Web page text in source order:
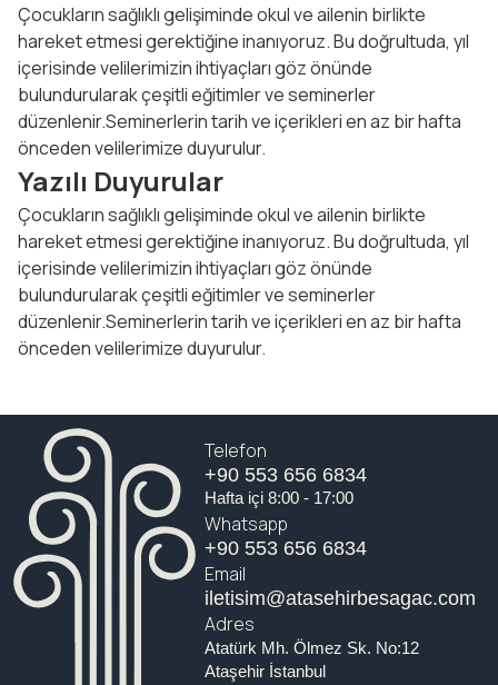
Çocukların sağlıklı gelişiminde okul ve ailenin birlikte
hareket etmesi gerektiğine inanıyoruz. Bu doğrultuda, yıl
içerisinde velilerimizin ihtiyaçları göz önünde
bulundurularak çeşitli eğitimler ve seminerler
düzenlenir.Seminerlerin tarih ve içerikleri en az bir hafta
önceden velilerimize duyurulur.
Yazılı Duyurular
Çocukların sağlıklı gelişiminde okul ve ailenin birlikte
hareket etmesi gerektiğine inanıyoruz. Bu doğrultuda, yıl
içerisinde velilerimizin ihtiyaçları göz önünde
bulundurularak çeşitli eğitimler ve seminerler
düzenlenir.Seminerlerin tarih ve içerikleri en az bir hafta
önceden velilerimize duyurulur.
Telefon
+90 553 656 6834
Hafta içi 8:00 - 17:00
Whatsapp
+90 553 656 6834
Email
iletisim@atasehirbesagac.com
Adres
Atatürk Mh. Ölmez Sk. No:12
Ataşehir İstanbul